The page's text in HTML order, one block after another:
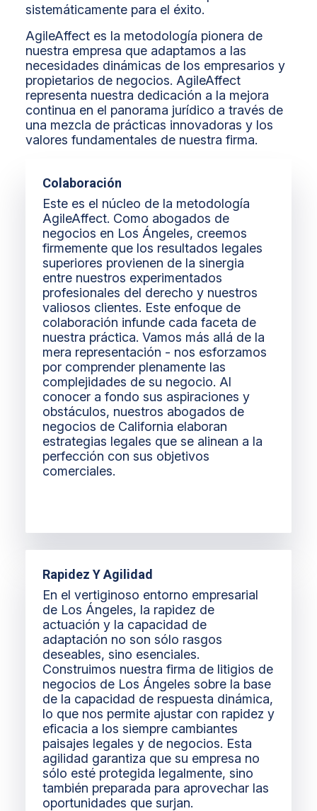
sistemáticamente para el éxito.
AgileAffect es la metodología pionera de
nuestra empresa que adaptamos a las
necesidades dinámicas de los empresarios y
propietarios de negocios. AgileAffect
representa nuestra dedicación a la mejora
continua en el panorama jurídico a través de
una mezcla de prácticas innovadoras y los
valores fundamentales de nuestra firma.
Colaboración
Este es el núcleo de la metodología
AgileAffect. Como abogados de
negocios en Los Ángeles, creemos
firmemente que los resultados legales
superiores provienen de la sinergia
entre nuestros experimentados
profesionales del derecho y nuestros
valiosos clientes. Este enfoque de
colaboración infunde cada faceta de
nuestra práctica. Vamos más allá de la
mera representación - nos esforzamos
por comprender plenamente las
complejidades de su negocio. Al
conocer a fondo sus aspiraciones y
obstáculos, nuestros abogados de
negocios de California elaboran
estrategias legales que se alinean a la
perfección con sus objetivos
comerciales.
Rapidez Y Agilidad
En el vertiginoso entorno empresarial
de Los Ángeles, la rapidez de
actuación y la capacidad de
adaptación no son sólo rasgos
deseables, sino esenciales.
Construimos nuestra firma de litigios de
negocios de Los Ángeles sobre la base
de la capacidad de respuesta dinámica,
lo que nos permite ajustar con rapidez y
eficacia a los siempre cambiantes
paisajes legales y de negocios. Esta
agilidad garantiza que su empresa no
sólo esté protegida legalmente, sino
también preparada para aprovechar las
oportunidades que surjan.